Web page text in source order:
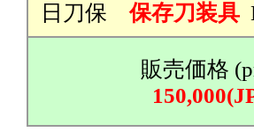
日刀保 保存刀装具
販売価格